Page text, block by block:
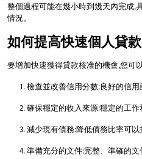
整個過程可能在幾小時到幾天內完成,
情況。
如何提高快速個人貸
要增加快速獲得貸款核准的機會,您可
檢查並改善信用分數:良好的信用
確保穩定的收入來源:穩定的工作
減少現有債務:降低債務比率可以
準備充分的文件:完整、準確的文